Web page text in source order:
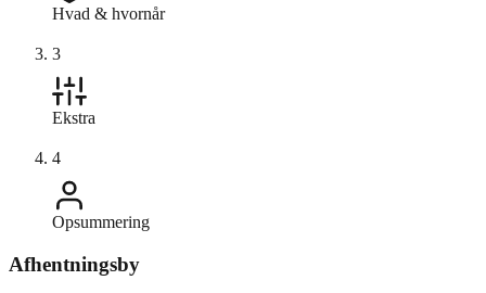
Hvad & hvornår
3
Ekstra
4
Opsummering
Afhentningsby